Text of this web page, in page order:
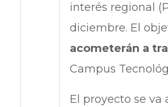
interés regional
diciembre. El
acometerán a
Campus
El proyecto se va